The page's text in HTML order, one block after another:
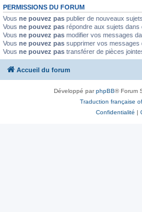
PERMISSIONS DU FORUM
Vous ne pouvez pas publier de nouveaux
Vous ne pouvez pas répondre aux sujets dans
Vous ne pouvez pas modifier vos messages
Vous ne pouvez pas supprimer vos messages
Vous ne pouvez pas transférer de pièces
Accueil du forum
Développé parphpBB® Forum
Traduction française
Confidentialité |